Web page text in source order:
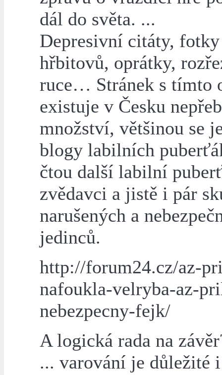
dál do světa. ...
Depresivní citáty, fotky
hřbitovů, oprátky,
ruce… Stránek s tímto
existuje v Česku
množství, většinou se
blogy labilních
čtou další labilní
zvědavci a jistě i pár
narušených a
jedinců.
http://forum24.cz/az-
nafoukla-velryba-az-
nebezpecny-fejk/
A logická rada na
... varování je důležité